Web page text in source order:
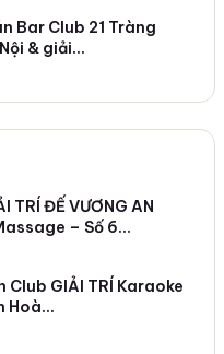
Bar Club 21 Tràng
& giải…
TRÍ ĐẾ VƯƠNG AN
– Số 6…
Club GIẢI TRÍ Karaoke
Hoà…